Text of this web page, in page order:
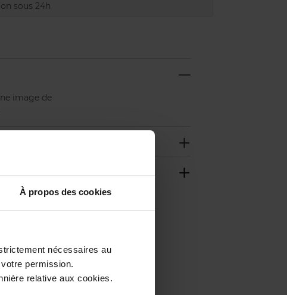
À propos des cookies
nécessaires au
permission.
relative aux cookies.
sous 24h
image de